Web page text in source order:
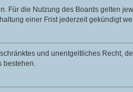
Für die Nutzung des Boards gelten
einer Frist jederzeit gekündigt
und unentgeltliches Recht,
bestehen.